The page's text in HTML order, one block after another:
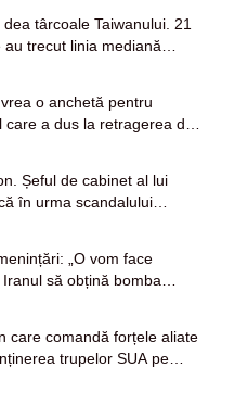
târcoale Taiwanului. 21
trecut linia mediană
o anchetă pentru
a dus la retragerea din
Biden
Șeful de cabinet al lui
în urma scandalului
în social media
„O vom face
să obțină bomba
care comandă forțele aliate
trupelor SUA pe